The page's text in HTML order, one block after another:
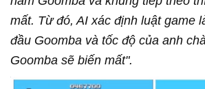
mất. Từ đó, AI xác định luật game
đầu Goomba và tốc độ của anh
Goomba sẽ biến mất".